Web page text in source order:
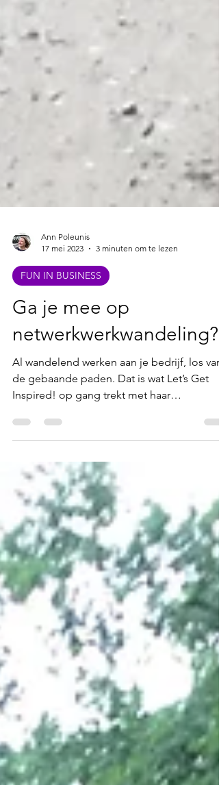
Ann Poleunis
17 mei 2023
3 minuten om te lezen
FUN IN BUSINESS
Ga je mee op
netwerkwerkwandeling?
Al wandelend werken aan je bedrijf, los van
de gebaande paden. Dat is wat Let’s Get
Inspired! op gang trekt met haar
netwerkwandelingen....